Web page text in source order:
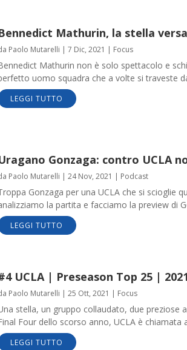
Mathurin, la stella
Paolo Mutarelli | 7 Dic, 2021 | Focus
Mathurin non è solo spettacolo e
uomo squadra che a volte si traveste
LEGGI TUTTO
Gonzaga: contro UCLA
Paolo Mutarelli | 24 Nov, 2021 | Podcast
Gonzaga per una UCLA che si scioglie
la partita e facciamo la preview di
LEGGI TUTTO
UCLA | Preseason Top 25 |
Paolo Mutarelli | 25 Ott, 2021 | Focus
stella, un gruppo collaudato, due preziose
Four dello scorso anno, UCLA è chiamata
LEGGI TUTTO